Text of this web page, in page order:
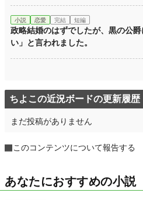
小説 恋愛 完結 短編
政略結婚のはずでしたが、黒の公
い」と言われました。
ちよこの近況ボードの更新履歴
まだ投稿がありません
このコンテンツについて報告する
あなたにおすすめの小説